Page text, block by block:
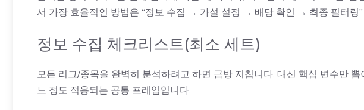
서 가장 효율적인 방법은 “정보 수집 → 가설 설정 → 배당 확인 → 최종 필터링
정보 수집 체크리스트(최소 세트)
모든 리그/종목을 완벽히 분석하려고 하면 금방 지칩니다. 대신 핵심 변수만
느 정도 적용되는 공통 프레임입니다.